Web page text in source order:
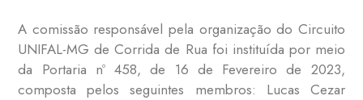
A comissão responsável pela organização do Circuito
UNIFAL-MG de Corrida de Rua foi instituída por meio
da Portaria nº 458, de 16 de Fevereiro de 2023,
composta pelos seguintes membros: Lucas Cezar